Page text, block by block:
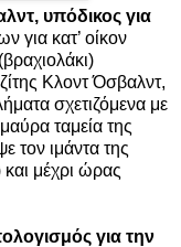
υπόδικος για
για κατ’ οίκον
Κλοντ Όσβαλντ,
σχετιζόμενα με
ταμεία της
τον ιμάντα της
μέχρι ώρας
για την